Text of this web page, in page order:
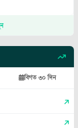
বিগত ৩০ দিন